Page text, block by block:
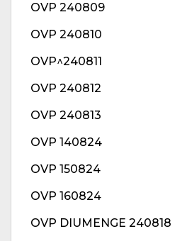
OVP 240809
OVP 240810
OVP^240811
OVP 240812
OVP 240813
OVP 140824
OVP 150824
OVP 160824
OVP DIUMENGE 240818